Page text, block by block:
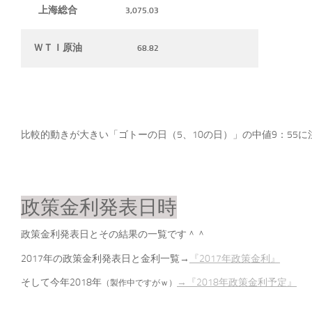
上海総合 3,075.03
ＷＴＩ原油 68.82
比較的動きが大きい「ゴトーの日（5、10の日）」の中値9：55に
政策金利発表日時
政策金利発表日とその結果の一覧です＾＾
2017年の政策金利発表日と金利一覧→ 『2017年政策金利』
そして今年2018年 （製作中ですがｗ） →『2018年政策金利予定』